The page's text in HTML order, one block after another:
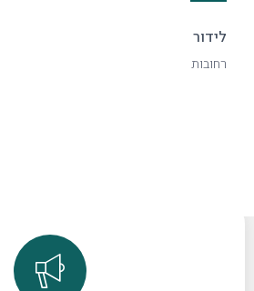
לידור
רחובות